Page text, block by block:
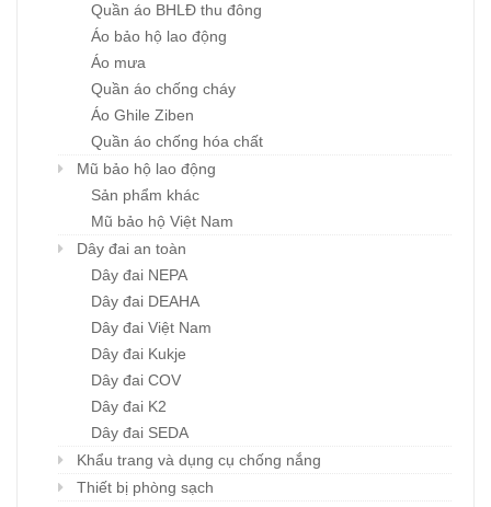
Quần áo BHLĐ thu đông
Áo bảo hộ lao động
Áo mưa
Quần áo chống cháy
Áo Ghile Ziben
Quần áo chống hóa chất
Mũ bảo hộ lao động
Sản phẩm khác
Mũ bảo hộ Việt Nam
Dây đai an toàn
Dây đai NEPA
Dây đai DEAHA
Dây đai Việt Nam
Dây đai Kukje
Dây đai COV
Dây đai K2
Dây đai SEDA
Khẩu trang và dụng cụ chống nắng
Thiết bị phòng sạch